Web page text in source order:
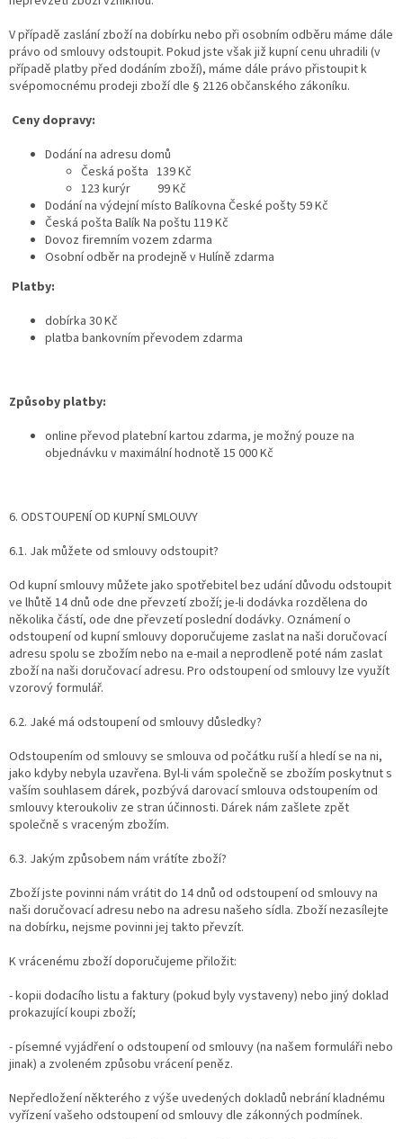
V případě zaslání zboží na dobírku nebo při osobním odběru máme dále
právo od smlouvy odstoupit. Pokud jste však již kupní cenu uhradili (v
případě platby před dodáním zboží), máme dále právo přistoupit k
svépomocnému prodeji zboží dle § 2126 občanského zákoníku.
Ceny dopravy:
Dodání na adresu domů
Česká pošta 139 Kč
123 kurýr 99 Kč
Dodání na výdejní místo Balíkovna České pošty 59 Kč
Česká pošta Balík Na poštu 119 Kč
Dovoz firemním vozem zdarma
Osobní odběr na prodejně v Hulíně zdarma
Platby:
dobírka 30 Kč
platba bankovním převodem zdarma
Způsoby platby:
online převod platební kartou zdarma, je možný pouze na
objednávku v maximální hodnotě 15 000 Kč
6. ODSTOUPENÍ OD KUPNÍ SMLOUVY
6.1. Jak můžete od smlouvy odstoupit?
Od kupní smlouvy můžete jako spotřebitel bez udání důvodu odstoupit
ve lhůtě 14 dnů ode dne převzetí zboží; je-li dodávka rozdělena do
několika částí, ode dne převzetí poslední dodávky. Oznámení o
odstoupení od kupní smlouvy doporučujeme zaslat na naši doručovací
adresu spolu se zbožím nebo na e-mail a neprodleně poté nám zaslat
zboží na naši doručovací adresu. Pro odstoupení od smlouvy lze využít
vzorový formulář.
6.2. Jaké má odstoupení od smlouvy důsledky?
Odstoupením od smlouvy se smlouva od počátku ruší a hledí se na ni,
jako kdyby nebyla uzavřena. Byl-li vám společně se zbožím poskytnut s
vaším souhlasem dárek, pozbývá darovací smlouva odstoupením od
smlouvy kteroukoliv ze stran účinnosti. Dárek nám zašlete zpět
společně s vraceným zbožím.
6.3. Jakým způsobem nám vrátíte zboží?
Zboží jste povinni nám vrátit do 14 dnů od odstoupení od smlouvy na
naši doručovací adresu nebo na adresu našeho sídla. Zboží nezasílejte
na dobírku, nejsme povinni jej takto převzít.
K vrácenému zboží doporučujeme přiložit:
- kopii dodacího listu a faktury (pokud byly vystaveny) nebo jiný doklad
prokazující koupi zboží;
- písemné vyjádření o odstoupení od smlouvy (na našem formuláři nebo
jinak) a zvoleném způsobu vrácení peněz.
Nepředložení některého z výše uvedených dokladů nebrání kladnému
vyřízení vašeho odstoupení od smlouvy dle zákonných podmínek.